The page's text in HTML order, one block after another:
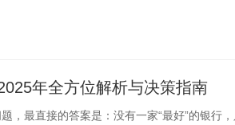
年全方位解析与决策指南
，最直接的答案是：没有一家“最好”的银行